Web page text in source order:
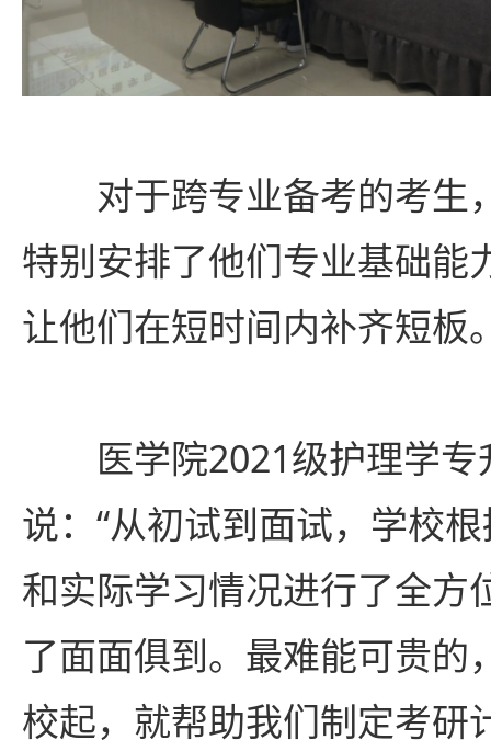
对于跨专业备考的考生
特别安排了他们专业基础能
让他们在短时间内补齐短
医学院2021级护理学
说：“从初试到面试，学校
和实际学习情况进行了全方
了面面俱到。最难能可贵的
校起，就帮助我们制定考研